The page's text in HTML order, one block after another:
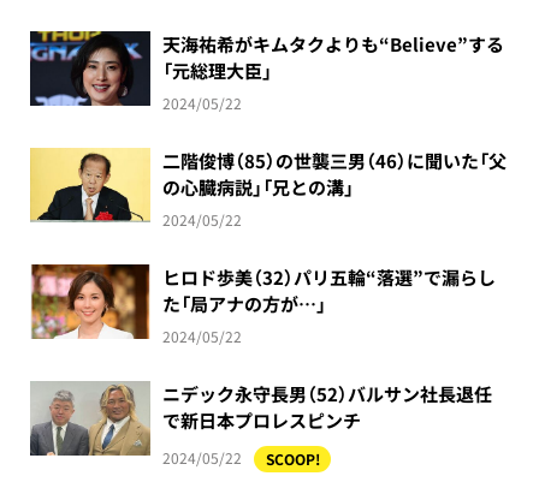
天海祐希がキムタクよりも“Believe”する
「元総理大臣」
2024/05/22
二階俊博（85）の世襲三男（46）に聞いた「父
の心臓病説」「兄との溝」
2024/05/22
ヒロド歩美（32）パリ五輪“落選”で漏らし
た「局アナの方が…」
2024/05/22
ニデック永守長男（52）バルサン社長退任
で新日本プロレスピンチ
2024/05/22 SCOOP!